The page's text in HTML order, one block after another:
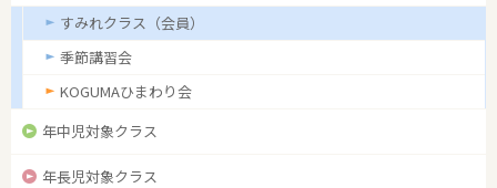
すみれクラス（会員）
季節講習会
KOGUMAひまわり会
年中児対象クラス
年長児対象クラス